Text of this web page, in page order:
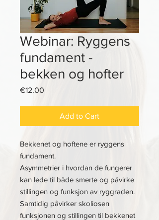
Webinar: Ryggens
fundament -
bekken og hofter
€12.00
Add to Cart
Bekkenet og hoftene er ryggens
fundament.
Asymmetrier i hvordan de fungerer
kan lede til både smerte og påvirke
stillingen og funksjon av ryggraden.
Samtidig påvirker skoliosen
funksjonen og stillingen til bekkenet